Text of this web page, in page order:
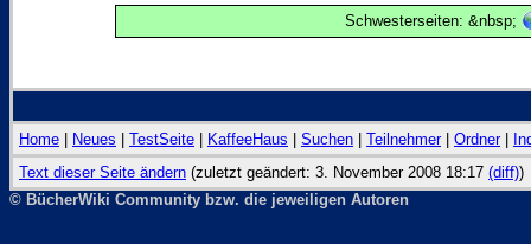
Schwesterseiten: &nbsp;
Home Neues TestSeite KaffeeHaus Suchen Teilnehmer| Ordner|
Text dieser Seite ändern (zuletzt geändert: 3. November 2008 18:17 (diff))
© BücherWiki Community bzw. die jeweiligen Autoren